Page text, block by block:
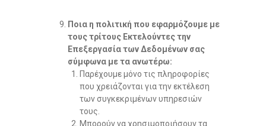
Ποια η πολιτική που εφαρμόζουμε με
τους τρίτους Εκτελούντες την
Επεξεργασία των Δεδομένων σας
σύμφωνα με τα ανωτέρω:
Παρέχουμε μόνο τις πληροφορίες
που χρειάζονται για την εκτέλεση
των συγκεκριμένων υπηρεσιών
τους.
Μπορούν να χρησιμοποιήσουν τα